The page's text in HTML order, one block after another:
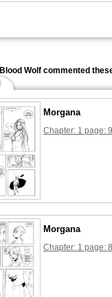
Blood Wolf commented
Morgana
Chapter: 1 page: 9
Morgana
Chapter: 1 page: 8